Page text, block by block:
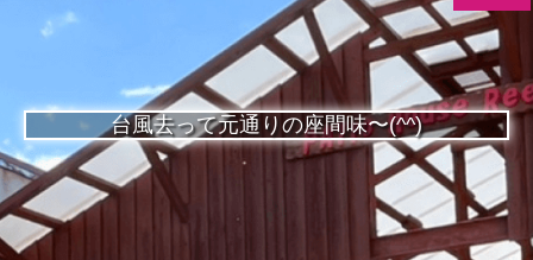
台風去って元通りの座間味〜(^^)